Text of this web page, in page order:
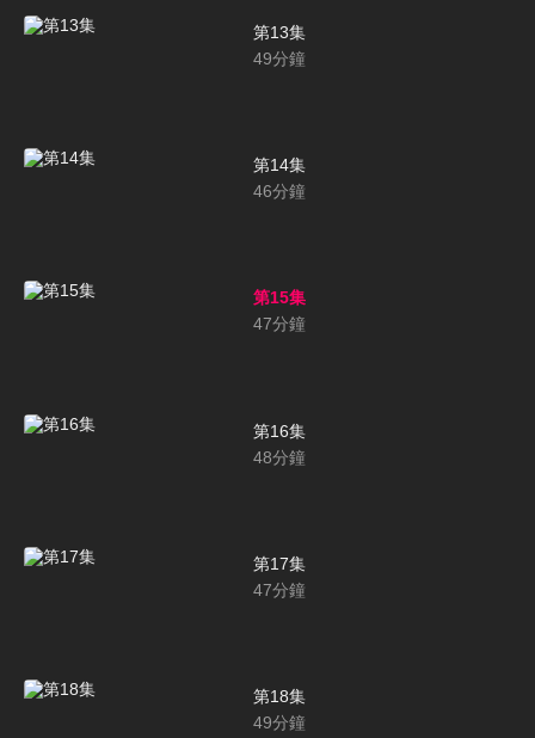
第13集
49分鐘
第14集
46分鐘
第15集
47分鐘
第16集
48分鐘
第17集
47分鐘
第18集
49分鐘